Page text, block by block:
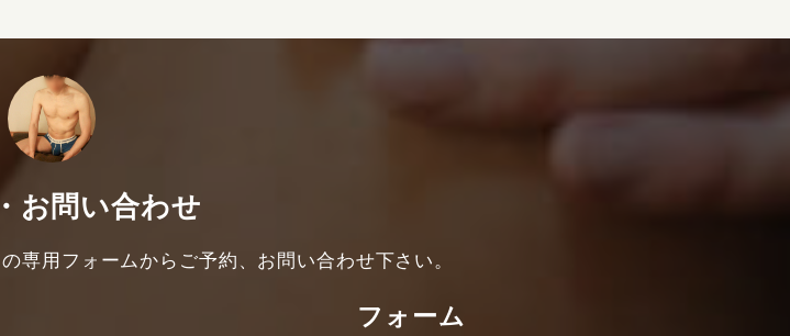
お問い合わせ
専用フォームからご予約、お問い合わせ下さい。
フォーム